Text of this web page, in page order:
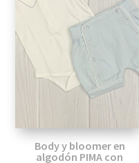
Body y bloomer en
algodón PIMA con